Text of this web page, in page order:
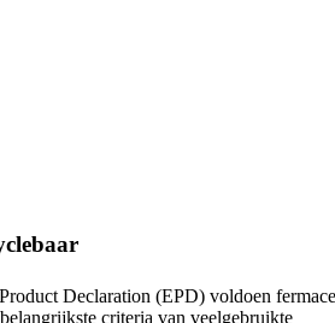
Declaration (EPD) voldoen
criteria van veelgebruikte